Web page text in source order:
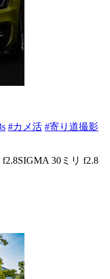
#カメ活 #寄り道撮影
30ミリ f2.8